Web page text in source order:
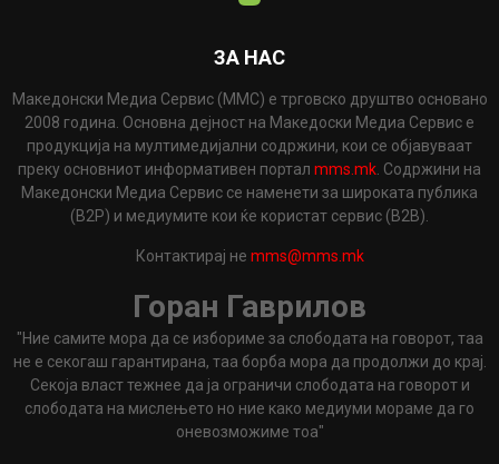
ЗА НАС
Македонски Медиа Сервис (ММС) е трговско друштво основано
2008 година. Основна дејност на Македоски Медиа Сервис е
продукција на мултимедијални содржини, кои се објавуваат
преку основниот информативен портал mms.mk . Содржини на
Македонски Медиа Сервис се наменети за широката публика
(B2P) и медиумите кои ќе користат сервис (B2B).
Контактирај не mms@mms.mk
Горан Гаврилов
"Ние самите мора да се избориме за слободата на говорот, таа
не е секогаш гарантирана, таа борба мора да продолжи до крај.
Секоја власт тежнее да ја ограничи слободата на говорот и
слободата на мислењето но ние како медиуми мораме да го
оневозможиме тоа"